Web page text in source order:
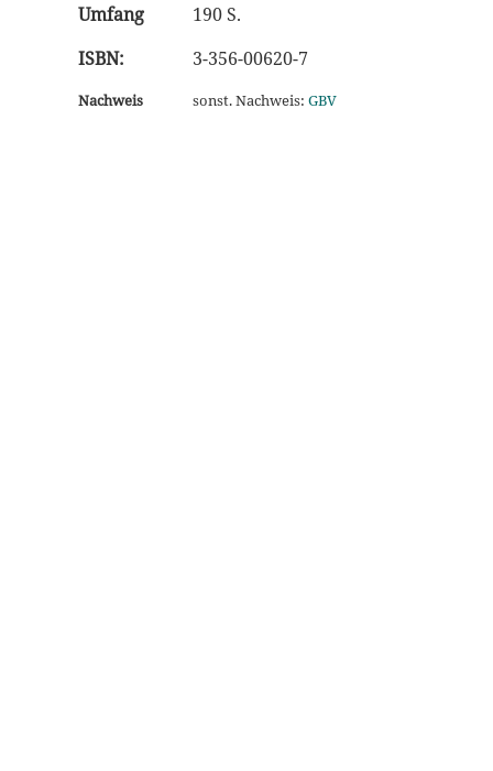
Umfang
190 S.
ISBN:
3-356-00620-7
Nachweis sonst. Nachweis: GBV